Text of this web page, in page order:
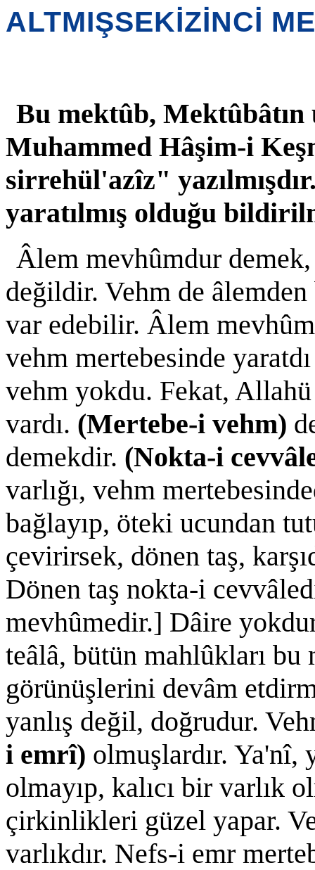
ALTMIŞSEKİZİNCİ
Bu mektûb, Mektûbâtın
Muhammed Hâşim-i
sirrehül'azîz"
yaratılmış olduğu
Âlem mevhûmdur
değildir. Vehm de
var edebilir. Âlem
vehm mertebesinde
vehm yokdu. Fekat,
vardı. (Mertebe-i vehm)
demekdir. (Nokta-i
varlığı, vehm
bağlayıp, öteki ucundan
çevirirsek, dönen taş,
Dönen taş nokta-i
mevhûmedir.] Dâire
teâlâ, bütün mahlûkları bu
görünüşlerini devâm
yanlış değil, doğrudur.
i emrî) olmuşlardır. Ya'nî,
olmayıp, kalıcı bir varlık
çirkinlikleri güzel yapar.
varlıkdır. Nefs-i emr